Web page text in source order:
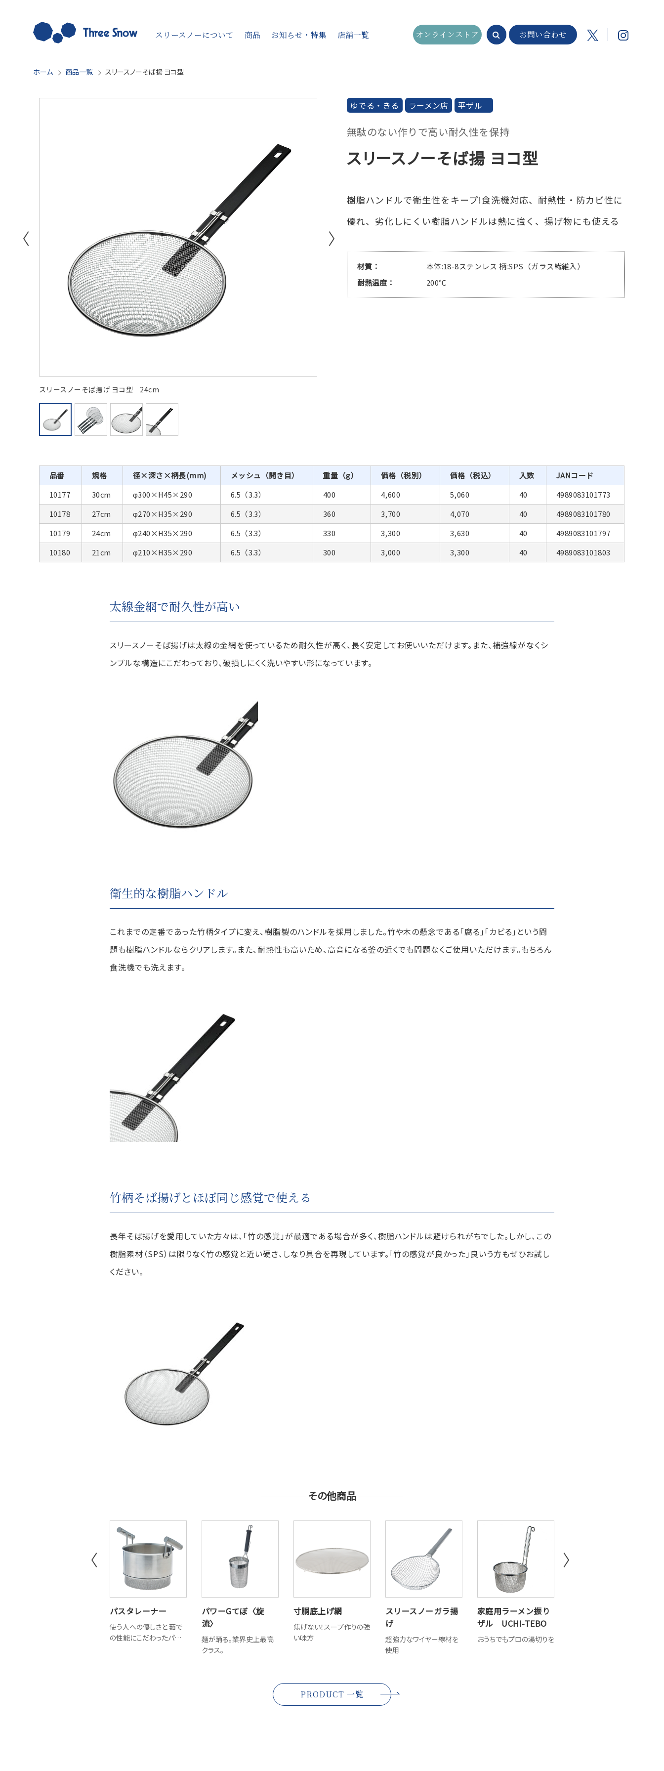
スリースノーについて 商品
飛沫防止・感染対策
キッチンツール
キッチンまわり
盛り付け
ビールまわり
ホールまわり
バーベキュー
アイテムから探す
平ザル
フライヤー
トング
盛り付け網
ストレーナー
茶こし
その他
お知らせ・特集 店舗一覧 オンラインストア お問い合わせ
ホーム 商品一覧 スリースノーそば揚 ヨコ型
スリースノーそば揚げ ヨコ型 24cm
ゆでる・きる ラーメン店 平ザル
無駄のない作りで高い耐久性を保持
スリースノーそば揚 ヨコ型
樹脂ハンドルで衛生性をキープ!食洗機対応、耐熱性・防カビ性に
優れ、劣化しにくい樹脂ハンドルは熱に強く、揚げ物にも使える
材質
本体:18-8ステンレス 柄:SPS（ガラス繊維入）
耐熱温度
200℃
品番 規格 径×深さ×柄長(mm) メッシュ（開き目） 重量（g） 価格（税別） 価格（税込） 入数
JANコード
10177
30cm φ300×H45×290 6.5（3.3） 400 4,600 5,060 40
4989083101773
10178
27cm φ270×H35×290 6.5（3.3） 360 3,700 4,070 40
4989083101780
10179
24cm φ240×H35×290 6.5（3.3） 330 3,300 3,630 40
4989083101797
10180
21cm φ210×H35×290 6.5（3.3） 300 3,000 3,300 40 4989083101803
太線金網で耐久性が高い
スリースノーそば揚げは太線の金網を使っているため耐久性が高く、長く安定してお使いいただけます。また、補強線がなくシ
ンプルな構造にこだわっており、破損しにくく洗いやすい形になっています。
衛生的な樹脂ハンドル
これまでの定番であった竹柄タイプに変え、樹脂製のハンドルを採用しました。竹や木の懸念である「腐る」「カビる」という問
題も樹脂ハンドルならクリアします。また、耐熱性も高いため、高音になる釜の近くでも問題なくご使用いただけます。もちろん
食洗機でも洗えます。
竹柄そば揚げとほぼ同じ感覚で使える
長年そば揚げを愛用していた方々は、「竹の感覚」が最適である場合が多く、樹脂ハンドルは避けられがちでした。しかし、この
樹脂素材（SPS）は限りなく竹の感覚と近い硬さ、しなり具合を再現しています。「竹の感覚が良かった」良いう方もぜひお試し
ください。
その他商品
パスタレーナー
使う人への優しさと 茹で
の性能にこだわったパスタ
パワーGてぼ〈旋
流〉
麺が踊る。業界史上最高
クラス。
寸胴底上げ網
焦げない！スープ作りの強
い味方
スリースノーガラ揚
げ
超強力なワイヤー線材を
使用
家庭用ラーメン振り
ザル UCHI-TEBO
おうちでもプロの湯切りを
PRODUCT 一覧